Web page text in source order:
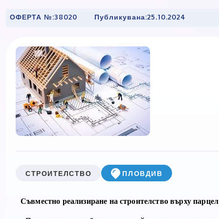
ОФЕРТА №:38020 Публикувана:25.10.2024
СТРОИТЕЛСТВО ПЛОВДИВ
Съвместно реализиране на строителство върху парцел